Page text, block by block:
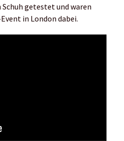
getestet und waren
in London dabei.